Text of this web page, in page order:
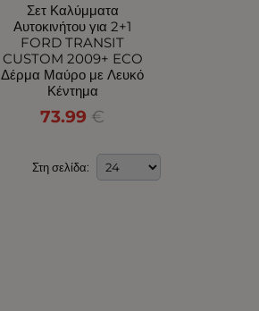
Σετ Καλύμματα
Αυτοκινήτου για 2+1
FORD TRANSIT
CUSTOM 2009+ ECO
Δέρμα Μαύρο με Λευκό
Κέντημα
73.99 €
Στη σελίδα: